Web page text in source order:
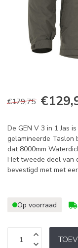
€179,75
De GEN V 3 in 1 Jas
gelamineerde Taslon
dat 8000mm
Het tweede deel van
bevestigd met met
Op voorraad